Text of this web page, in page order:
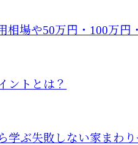
相場や50万円・100万円
ントとは？
学ぶ失敗しない家まわ